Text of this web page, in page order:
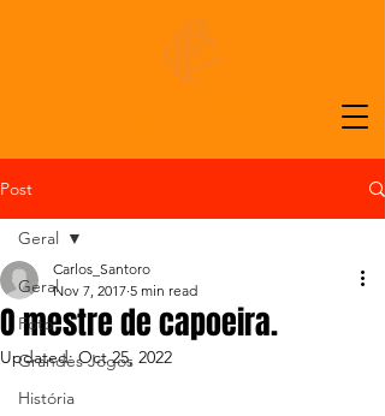
Post
Geral
Foto
Grandes Jogos
História
Geral
O mestre de capoeira.
Carlos_Santoro
Nov 7, 2017 5 min read
Updated:Oct 25, 2022